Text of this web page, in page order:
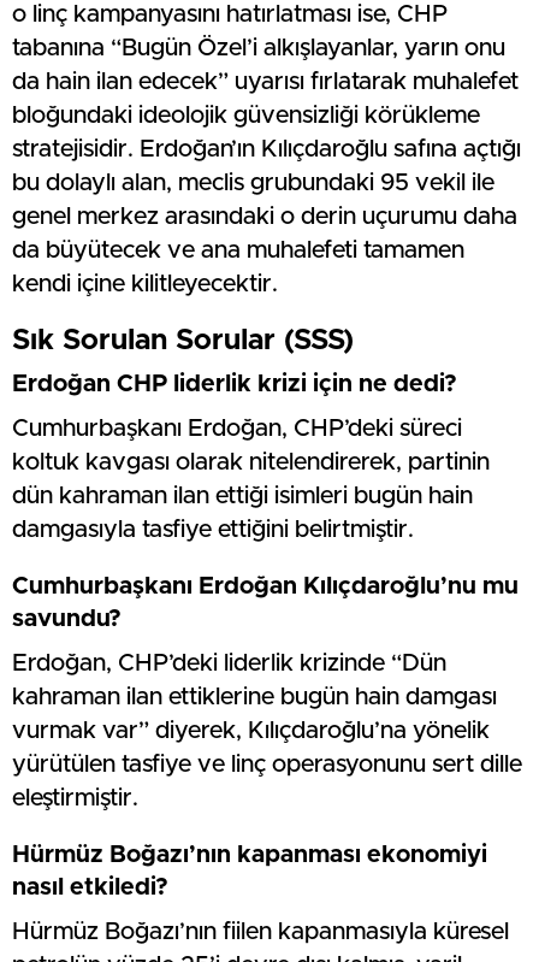
o linç kampanyasını hatırlatması ise, CHP
tabanına “Bugün Özel’i alkışlayanlar, yarın onu
da hain ilan edecek” uyarısı fırlatarak muhalefet
bloğundaki ideolojik güvensizliği körükleme
stratejisidir. Erdoğan’ın Kılıçdaroğlu safına açtığı
bu dolaylı alan, meclis grubundaki 95 vekil ile
genel merkez arasındaki o derin uçurumu daha
da büyütecek ve ana muhalefeti tamamen
kendi içine kilitleyecektir.
Sık Sorulan Sorular (SSS)
Erdoğan CHP liderlik krizi için ne dedi?
Cumhurbaşkanı Erdoğan, CHP’deki süreci
koltuk kavgası olarak nitelendirerek, partinin
dün kahraman ilan ettiği isimleri bugün hain
damgasıyla tasfiye ettiğini belirtmiştir.
Cumhurbaşkanı Erdoğan Kılıçdaroğlu’nu mu
savundu?
Erdoğan, CHP’deki liderlik krizinde “Dün
kahraman ilan ettiklerine bugün hain damgası
vurmak var” diyerek, Kılıçdaroğlu’na yönelik
yürütülen tasfiye ve linç operasyonunu sert dille
eleştirmiştir.
Hürmüz Boğazı’nın kapanması ekonomiyi
nasıl etkiledi?
Hürmüz Boğazı’nın fiilen kapanmasıyla küresel